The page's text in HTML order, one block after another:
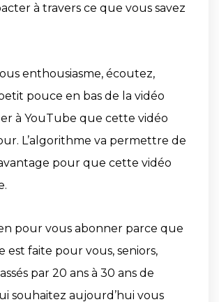
à travers ce que vous savez
enthousiasme, écoutez,
pouce en bas de la vidéo
à YouTube que cette vidéo
L’algorithme va permettre de
pour que cette vidéo
pour vous abonner parce que
est faite pour vous, seniors,
par 20 ans à 30 ans de
souhaitez aujourd’hui vous